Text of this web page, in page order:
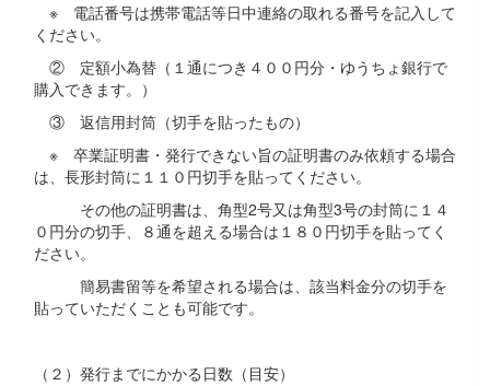
※ 電話番号は携帯電話等日中連絡の取れる番号を記入して
ください。
② 定額小為替（１通につき４００円分・ゆうちょ銀行で
購入できます。）
③ 返信用封筒（切手を貼ったもの）
※ 卒業証明書・発行できない旨の証明書のみ依頼する場合
は、長形封筒に１１０円切手を貼ってください。
その他の証明書は、角型2号又は角型3号の封筒に１４
０円分の切手、８通を超える場合は１８０円切手を貼ってく
ださい。
簡易書留等を希望される場合は、該当料金分の切手を
貼っていただくことも可能です。
（２）発行までにかかる日数（目安）